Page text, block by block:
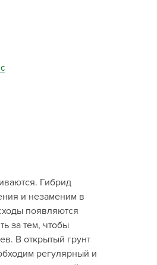
Гибрид
и незаменим в
появляются
за тем, чтобы
В открытый грунт
регулярный и